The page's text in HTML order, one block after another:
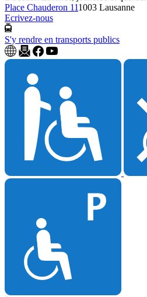
Place Chauderon 111003 Lausanne
Ecrivez-nous
S'y rendre en transports publics